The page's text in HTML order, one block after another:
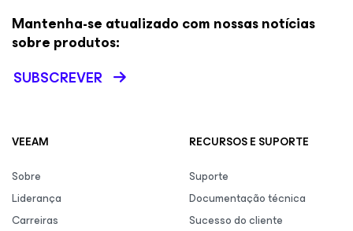
Mantenha-se atualizado com nossas notícias
sobre produtos:
SUBSCREVER
VEEAM
Sobre
Liderança
Carreiras
RECURSOS E SUPORTE
Suporte
Documentação técnica
Sucesso do cliente